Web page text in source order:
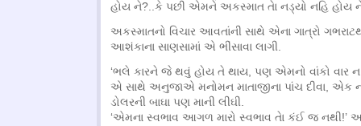
હોય ને?..કે પછી એમને અકસ્માત તેા નડ્‌યો નહિ હોય ને
અકસ્માતનો વિચાર આવતાંની સાથે એના ગાત્રો
આશંકાના સાણસામાં એ ભીંસાવા લાગી.
‘ભલે કારને જે થવું હોય તે થાય, પણ એમનો વાંકો વાર
એ સાથે અનુજાએ મનોમન માતાજીના પાંચ દીવા, એક
ડોલરની બાઘા પણ માની લીઘી.
‘એમના સ્વભાવ આગળ મારો સ્વભાવ તેા કંઈ જ નથી!’